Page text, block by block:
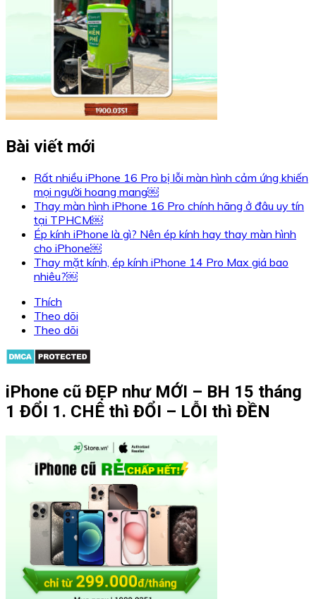
Bài viết mới
Rất nhiều iPhone 16 Pro bị lỗi màn hình cảm ứng khiến
mọi người hoang mang￼
Thay màn hình iPhone 16 Pro chính hãng ở đâu uy tín
tại TPHCM￼
Ép kính iPhone là gì? Nên ép kính hay thay màn hình
cho iPhone￼
Thay mặt kính, ép kính iPhone 14 Pro Max giá bao
nhiêu?￼
Thích
Theo dõi
Theo dõi
iPhone cũ ĐẸP như MỚI – BH 15 tháng
1 ĐỔI 1. CHÊ thì ĐỔI – LỖI thì ĐỀN